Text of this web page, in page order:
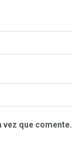
vez que comente.